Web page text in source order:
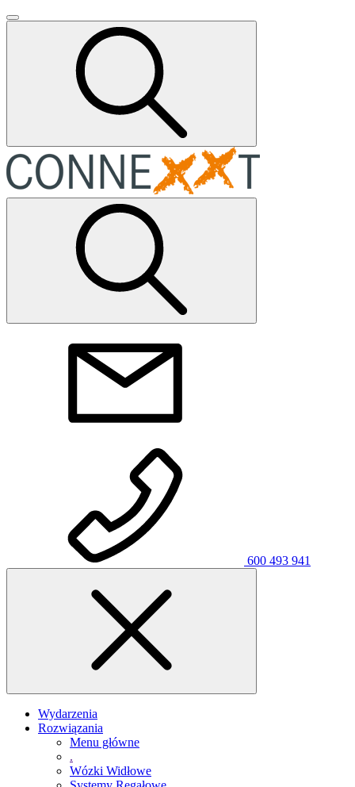
600 493 941
Wydarzenia
Rozwiązania
Menu główne
.
Wózki Widłowe